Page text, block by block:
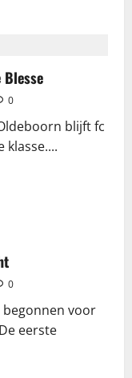
0
blijft fc
klasse....
0
begonnen voor
eerste